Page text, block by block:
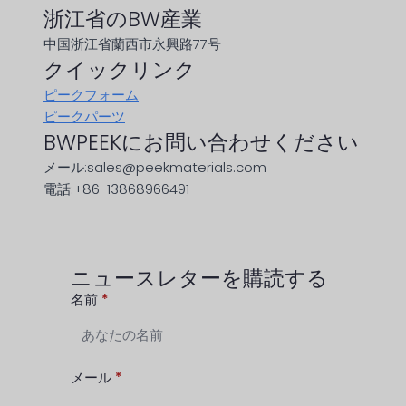
浙江省のBW産業
中国浙江省蘭西市永興路77号
クイックリンク
ピークフォーム
ピークパーツ
BWPEEKにお問い合わせください
メール:sales@peekmaterials.com
電話:+86-13868966491
ニュースレターを購読する
名前 *
メール *